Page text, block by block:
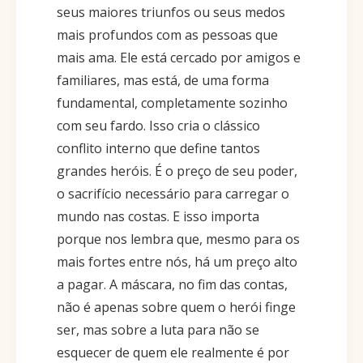
seus maiores triunfos ou seus medos
mais profundos com as pessoas que
mais ama. Ele está cercado por amigos e
familiares, mas está, de uma forma
fundamental, completamente sozinho
com seu fardo. Isso cria o clássico
conflito interno que define tantos
grandes heróis. É o preço de seu poder,
o sacrifício necessário para carregar o
mundo nas costas. E isso importa
porque nos lembra que, mesmo para os
mais fortes entre nós, há um preço alto
a pagar. A máscara, no fim das contas,
não é apenas sobre quem o herói finge
ser, mas sobre a luta para não se
esquecer de quem ele realmente é por